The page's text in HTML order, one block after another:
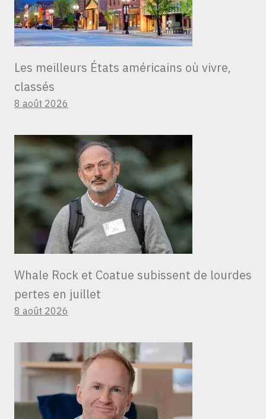
Les meilleurs États américains où vivre,
classés
8 août 2026
Whale Rock et Coatue subissent de lourdes
pertes en juillet
8 août 2026